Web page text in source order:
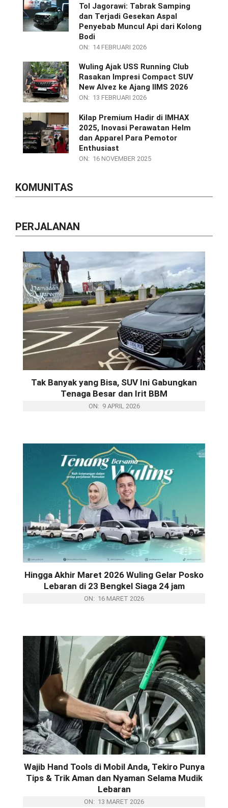
Tol Jagorawi: Tabrak Samping
dan Terjadi Gesekan Aspal
Penyebab Muncul Api dari Kolong
Bodi
ON: 14 FEBRUARI 2026
Wuling Ajak USS Running Club
Rasakan Impresi Compact SUV
New Alvez ke Ajang IIMS 2026
ON: 13 FEBRUARI 2026
Kilap Premium Hadir di IMHAX
2025, Inovasi Perawatan Helm
dan Apparel Para Pemotor
Enthusiast
ON: 16 NOVEMBER 2025
KOMUNITAS
WULING AIRA EV JADI HADIAH
APRESIASI TALENTA MUDA THE ICON
GIIAS 2026 RESMI DIBUKA DIIKUTI 65
MEREK OTOMOTIF DAN 150 MEREK
PENDUKUNG
55 TAHUN TOYOTA ADA UNTUK
INDONESIA: DAMPINGI SETIAP
KEBUTUHAN PELANGGAN LEWAT LINI
BARU LAND CRUISER FAMILY DAN
BZ4X TOURING DI GIIAS 2026
PERJALANAN
Tak Banyak yang Bisa, SUV Ini Gabungkan
Tenaga Besar dan Irit BBM
ON: 9 APRIL 2026
Hingga Akhir Maret 2026 Wuling Gelar Posko
Lebaran di 23 Bengkel Siaga 24 jam
ON: 16 MARET 2026
Wajib Hand Tools di Mobil Anda, Tekiro Punya
Tips & Trik Aman dan Nyaman Selama Mudik
Lebaran
ON: 13 MARET 2026